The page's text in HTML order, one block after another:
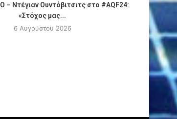
– Ντέγιαν Ουντόβιτσιτς στο #AQF24:
«Στόχος μας...
6 Αυγούστου 2026